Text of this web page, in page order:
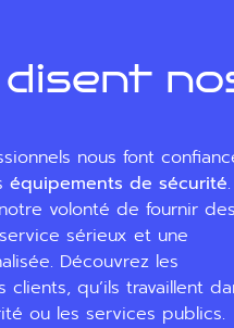
disent
nous font
équipements de sécurité.
volonté de fournir des
sérieux et une
Découvrez les
qu’ils travaillent
ou les services publics.